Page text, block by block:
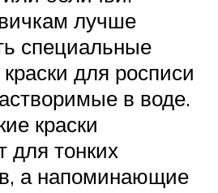
лучше
специальные
для росписи
в воде.
краски
для тонких
а напоминающие